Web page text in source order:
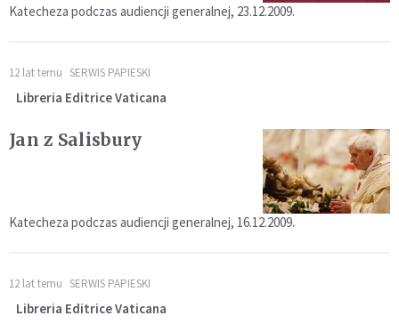
Katecheza podczas audiencji generalnej, 23.12.2009.
12 lat temu SERWIS PAPIESKI
Libreria Editrice Vaticana
Jan z Salisbury
Katecheza podczas audiencji generalnej, 16.12.2009.
12 lat temu SERWIS PAPIESKI
Libreria Editrice Vaticana